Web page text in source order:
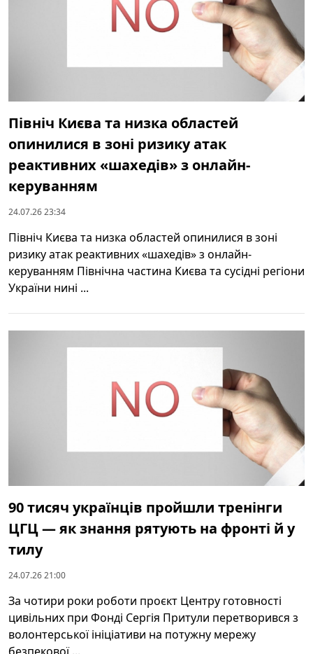
Північ Києва та низка областей
опинилися в зоні ризику атак
реактивних «шахедів» з онлайн-
керуванням
24.07.26 23:34
Північ Києва та низка областей опинилися в зоні
ризику атак реактивних «шахедів» з онлайн-
керуванням Північна частина Києва та сусідні регіони
України нині ...
90 тисяч українців пройшли тренінги
ЦГЦ — як знання рятують на фронті й у
тилу
24.07.26 21:00
За чотири роки роботи проєкт Центру готовності
цивільних при Фонді Сергія Притули перетворився з
волонтерської ініціативи на потужну мережу